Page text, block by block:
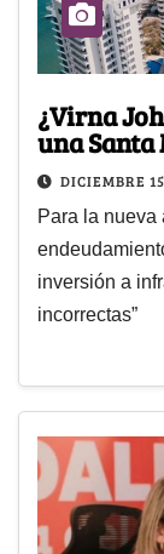
¿Virna
una
DICIEMBRE
Para la nueva
inversión a
incorrectas”